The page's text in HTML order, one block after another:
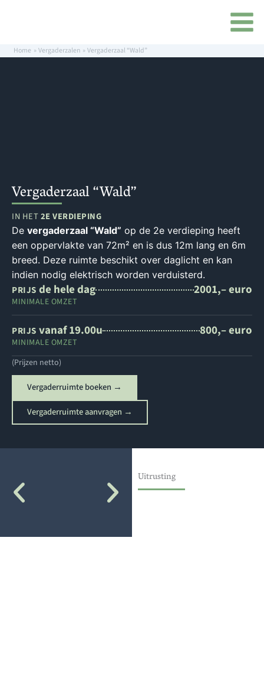
Home Vergaderzalen Vergaderzaal “Wald”
Vergaderzaal “Wald”
IN HET2E VERDIEPING
De vergaderzaal “Wald” op de 2e verdieping heeft
een oppervlakte van 72m² en is dus 12m lang en 6m
breed. Deze ruimte beschikt over daglicht en kan
indien nodig elektrisch worden verduisterd.
PRIJS de hele dag 2001,– euro
MINIMALE OMZET
PRIJS vanaf 19.00u 800,– euro
MINIMALE OMZET
(Prijzen netto)
Vergaderruimte boeken →
Vergaderruimte aanvragen →
Uitrusting